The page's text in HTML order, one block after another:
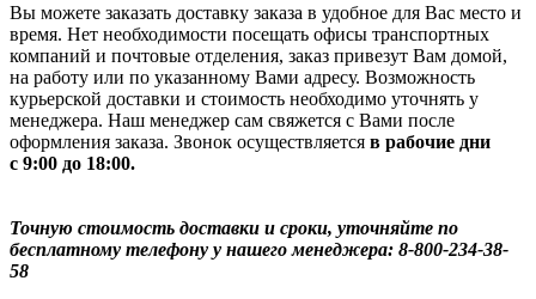
Вы можете заказать доставку заказа в удобное для Вас место и
время. Нет необходимости посещать офисы транспортных
компаний и почтовые отделения, заказ привезут Вам домой,
на работу или по указанному Вами адресу. Возможность
курьерской доставки и стоимость необходимо уточнять у
менеджера. Наш менеджер сам свяжется с Вами после
оформления заказа. Звонок осуществляется в рабочие дни
с 9:00 до 18:00.
Точную стоимость доставки и сроки, уточняйте по
бесплатному телефону у нашего менеджера: 8-800-234-38-
58